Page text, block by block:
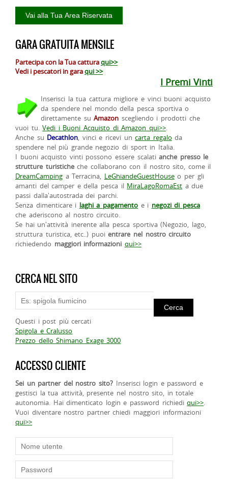
GARA GRATUITA MENSILE
Partecipa con la Tua catturaqui>>
Vedi i pescatori in garaqui >>
I Premi Vinti
Inserisci la tua cattura migliore e vinci buoni acquisto
da spendere nel mondo della pesca sportiva o
direttamente suAmazon scegliendo i prodotti che
vuoi tu.Vedi i Buoni Acquisto di Amazon qui>>.
Anche su Decathlon, vinci e ricevi uncarta regalo da
spendere nel più grande negozio di sport in Italia.
I buoni acquisto vinti possono essere scalatianche presso le
strutture turisticheche collaborano con il nostro sito, come il
DreamCamping a Terracina, LeGhiandeGuestHouseo per gli
amanti del camper e della pesca il MiraLagoRomaEst a due
passi dalla'autostrada dei parchi.
Senza dimenticare i laghi a pagamento e i negozi di pesca
che aderiscono al nostro circuito.
Se hai un'attività inerente alla pesca sportiva (Negozio, lago,
struttura turistica, etc..) puoientrare nel nostro circuito
richiedendo maggiori informazioni qui>>
CERCA NEL SITO
Questi i post più cercati
Spigola e Cralusso
Prezzo dello Shimano Exage 3000
ACCESSO CLIENTE
Sei un partner del nostro sito? Inserisci login e password e
gestisci la tua attività, presente nel nostro sito, in totale
autonomia. Hai dimenticato login e password richiediqui>>.
Vuoi diventare nostro partner chiedi maggiori informazioni
qui>>